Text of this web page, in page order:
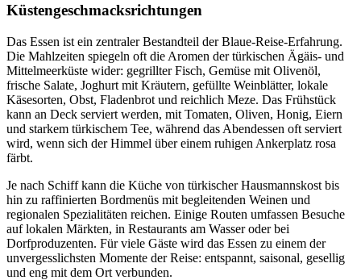
Küstengeschmacksrichtungen
Das Essen ist ein zentraler Bestandteil der Blaue-Reise-Erfahrung.
Die Mahlzeiten spiegeln oft die Aromen der türkischen Ägäis- und
Mittelmeerküste wider: gegrillter Fisch, Gemüse mit Olivenöl,
frische Salate, Joghurt mit Kräutern, gefüllte Weinblätter, lokale
Käsesorten, Obst, Fladenbrot und reichlich Meze. Das Frühstück
kann an Deck serviert werden, mit Tomaten, Oliven, Honig, Eiern
und starkem türkischem Tee, während das Abendessen oft serviert
wird, wenn sich der Himmel über einem ruhigen Ankerplatz rosa
färbt.
Je nach Schiff kann die Küche von türkischer Hausmannskost bis
hin zu raffinierten Bordmenüs mit begleitenden Weinen und
regionalen Spezialitäten reichen. Einige Routen umfassen Besuche
auf lokalen Märkten, in Restaurants am Wasser oder bei
Dorfproduzenten. Für viele Gäste wird das Essen zu einem der
unvergesslichsten Momente der Reise: entspannt, saisonal, gesellig
und eng mit dem Ort verbunden.